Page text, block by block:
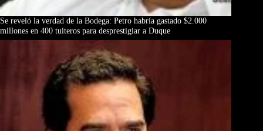
Se reveló la verdad de la Bodega: Petro habría gastado $2.000
millones en 400 tuiteros para desprestigiar a Duque